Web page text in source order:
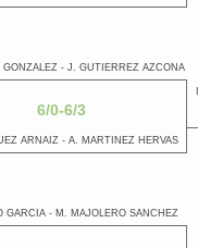
GONZALEZ - J. GUTIERREZ AZCONA
6/0-6/3
ARNAIZ - A. MARTINEZ HERVAS
GARCIA - M. MAJOLERO SANCHEZ